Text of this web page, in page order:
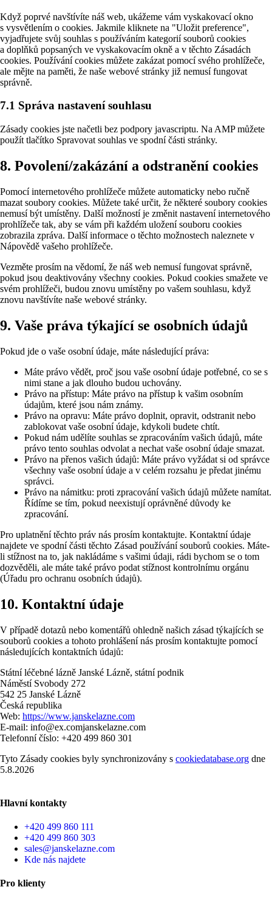
Když poprvé navštívíte náš web, ukážeme vám vyskakovací okno
s vysvětlením o cookies. Jakmile kliknete na "Uložit preference",
vyjadřujete svůj souhlas s používáním kategorií souborů cookies
a doplňků popsaných ve vyskakovacím okně a v těchto Zásadách
cookies. Používání cookies můžete zakázat pomocí svého prohlížeče,
ale mějte na paměti, že naše webové stránky již nemusí fungovat
správně.
7.1 Správa nastavení souhlasu
Zásady cookies jste načetli bez podpory javascriptu. Na AMP můžete
použít tlačítko Spravovat souhlas ve spodní části stránky.
8. Povolení/zakázání a odstranění cookies
Pomocí internetového prohlížeče můžete automaticky nebo ručně
mazat soubory cookies. Můžete také určit, že některé soubory cookies
nemusí být umístěny. Další možností je změnit nastavení internetového
prohlížeče tak, aby se vám při každém uložení souboru cookies
zobrazila zpráva. Další informace o těchto možnostech naleznete v
Nápovědě vašeho prohlížeče.
Vezměte prosím na vědomí, že náš web nemusí fungovat správně,
pokud jsou deaktivovány všechny cookies. Pokud cookies smažete ve
svém prohlížeči, budou znovu umístěny po vašem souhlasu, když
znovu navštívíte naše webové stránky.
9. Vaše práva týkající se osobních údajů
Pokud jde o vaše osobní údaje, máte následující práva:
Máte právo vědět, proč jsou vaše osobní údaje potřebné, co se s
nimi stane a jak dlouho budou uchovány.
Právo na přístup: Máte právo na přístup k vašim osobním
údajům, které jsou nám známy.
Právo na opravu: Máte právo doplnit, opravit, odstranit nebo
zablokovat vaše osobní údaje, kdykoli budete chtít.
Pokud nám udělíte souhlas se zpracováním vašich údajů, máte
právo tento souhlas odvolat a nechat vaše osobní údaje smazat.
Právo na přenos vašich údajů: Máte právo vyžádat si od správce
všechny vaše osobní údaje a v celém rozsahu je předat jinému
správci.
Právo na námitku: proti zpracování vašich údajů můžete namítat.
Řídíme se tím, pokud neexistují oprávněné důvody ke
zpracování.
Pro uplatnění těchto práv nás prosím kontaktujte. Kontaktní údaje
najdete ve spodní části těchto Zásad používání souborů cookies. Máte-
li stížnost na to, jak nakládáme s vašimi údaji, rádi bychom se o tom
dozvěděli, ale máte také právo podat stížnost kontrolnímu orgánu
(Úřadu pro ochranu osobních údajů).
10. Kontaktní údaje
V případě dotazů nebo komentářů ohledně našich zásad týkajících se
souborů cookies a tohoto prohlášení nás prosím kontaktujte pomocí
následujících kontaktních údajů:
Státní léčebné lázně Janské Lázně, státní podnik
Náměstí Svobody 272
542 25 Janské Lázně
Česká republika
Web: https://www.janskelazne.com
E-mail: info@ex.comjanskelazne.com
Telefonní číslo: +420 499 860 301
Tyto Zásady cookies byly synchronizovány s cookiedatabase.org dne
5.8.2026
Hlavní kontakty
+420 499 860 111
+420 499 860 303
sales@janskelazne.com
Kde nás najdete
Pro klienty